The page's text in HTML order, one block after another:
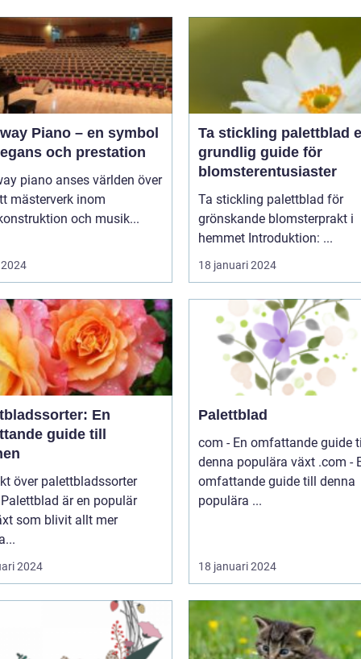
Piano – en symbol
och prestation
piano anses världen över
mästerverk inom
och musik...
Ta stickling palettblad en
grundlig guide för
blomsterentusiaster
Ta stickling palettblad för
grönskande blomsterprakt i
hemmet Introduktion: ...
18 januari 2024
En
guide till
över palettbladssorter
som blivit allt mer
2024
Palettblad
com - En omfattande guide
denna populära växt .com - En
omfattande guide till denna
populära ...
18 januari 2024